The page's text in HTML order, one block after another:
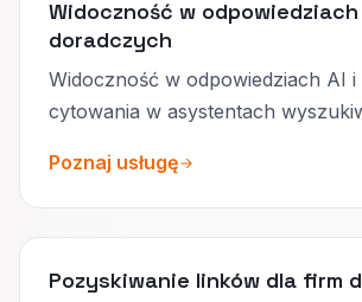
Widoczność w odpowiedziach
doradczych
Widoczność w odpowiedziach AI i
cytowania w asystentach
Poznaj usługę
Pozyskiwanie linków dla firm